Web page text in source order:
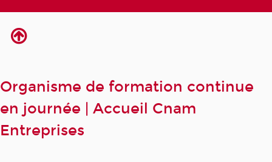
Organisme de formation continue
en journée | Accueil Cnam
Entreprises